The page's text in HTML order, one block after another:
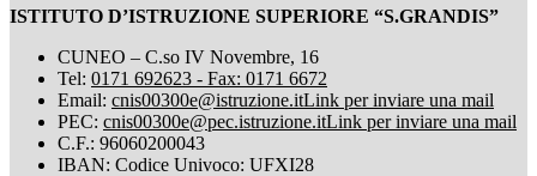
ISTITUTO D’ISTRUZIONE SUPERIORE “S.GRANDIS”
CUNEO – C.so IV Novembre, 16
Tel: 0171 692623 - Fax: 0171 6672
Email: cnis00300e@istruzione.itLink per inviare una mail
PEC: cnis00300e@pec.istruzione.itLink per inviare una mail
C.F.: 96060200043
IBAN: Codice Univoco: UFXI28